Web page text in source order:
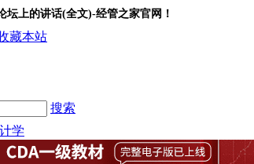
坛上的讲话(全文)-经管之家官网！
藏本站
搜索
学